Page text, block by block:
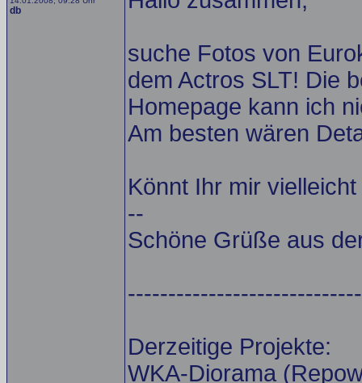
db
suche Fotos von
dem Actros SLT! Die
Homepage kann ich
Am besten wären
Könnt Ihr mir
--
Schöne Grüße aus
Derzeitige Projekte:
WKA-Diorama